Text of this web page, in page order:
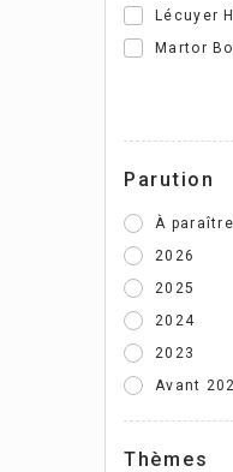
Lécuyer
Martor
Parution
À paraître
2026
2025
2024
2023
Avant
Thèmes